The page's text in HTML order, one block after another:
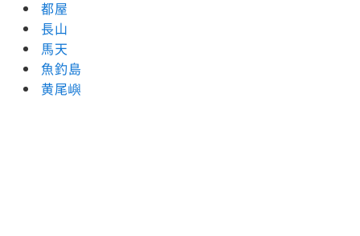
都屋
長山
馬天
魚釣島
黄尾嶼